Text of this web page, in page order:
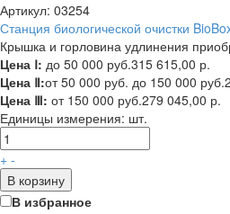
Артикул: 03254
Станция биологической очистки
Крышка и горловина удлинения
Цена Ⅰ: до 50 000 руб.315 615,00 р.
Цена Ⅱ:от 50 000 руб. до 150 000 руб.
Цена Ⅲ: от 150 000 руб.279 045,00 р.
Единицы измерения: шт.
+ -
В корзину
В избранное